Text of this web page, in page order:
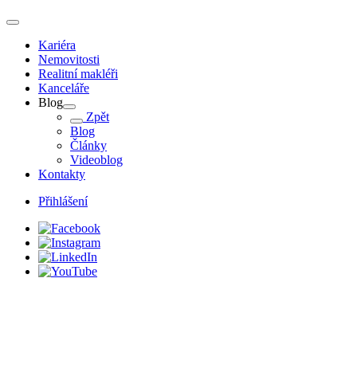
Kariéra
Nemovitosti
Realitní makléři
Kanceláře
Blog
Zpět
Blog
Články
Videoblog
Kontakty
Přihlášení